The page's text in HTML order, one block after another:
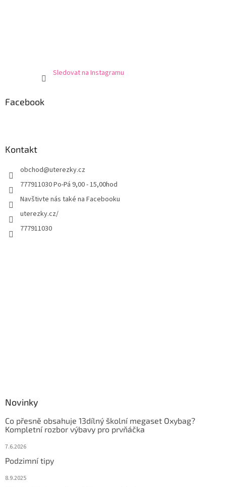
Sledovat na Instagramu
Facebook
Kontakt
obchod@uterezky.cz
777911030 Po-Pá 9,00 - 15,00hod
Navštivte nás také na Facebooku
uterezky.cz/
777911030
Novinky
Co přesně obsahuje 13dílný školní megaset Oxybag?
Kompletní rozbor výbavy pro prvňáčka
7.6.2026
Podzimní tipy
8.9.2025